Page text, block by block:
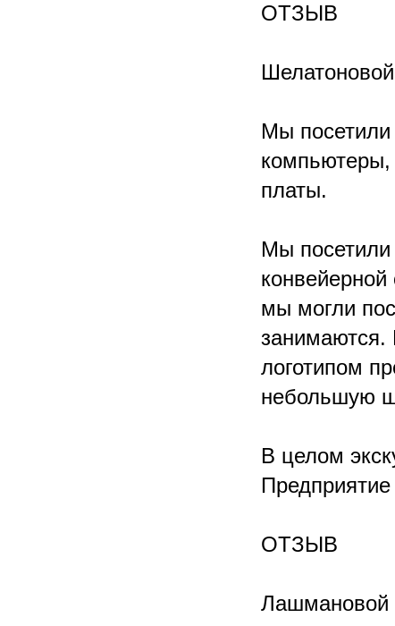
ОТЗЫВ
Мы посетили
компьютеры,
платы.
Мы посетили
мы могли
занимаются.
логотипом
небольшую
В целом
ОТЗЫВ
Лашмановой